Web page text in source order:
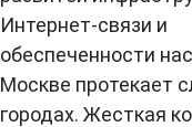
Интернет-связи и
обеспеченности
Москве протекает
городах. Жесткая